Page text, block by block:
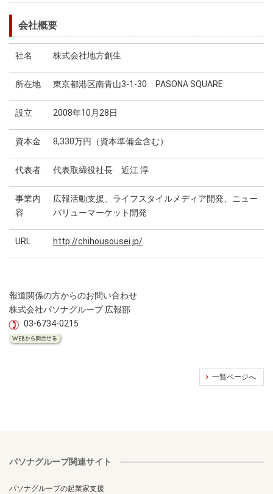
会社概要
社名 株式会社地方創生
所在地 東京都港区南青山3-1-30 PASONA SQUARE
設立 2008年10月28日
資本金 8,330万円（資本準備金含む）
代表者 代表取締役社長 近江 淳
事業内
容
広報活動支援、ライフスタイルメディア開発、ニュー
バリューマーケット開発
URL http://chihousousei.jp/
報道関係の方からのお問い合わせ
株式会社パソナグループ 広報部
03-6734-0215
一覧ページへ
パソナグループ関連サイト
パソナグループの起業家支援